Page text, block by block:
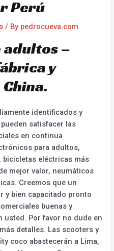
Perú
/ By pedrocueva.com
adultos –
y
identificados y
satisfacer las
en continua
para adultos,
eléctricas más
mejor valor, neumáticos
Creemos que un
y bien capacitado pronto
buenas y
usted. Por favor no dude en
detalles. Las scooters y
coco abastecerán a Lima,